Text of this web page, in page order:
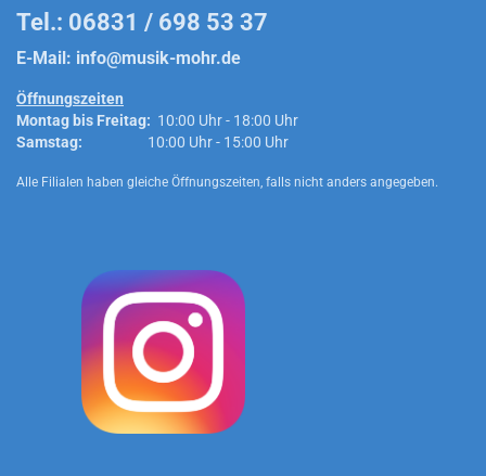
Tel.: 06831 / 698 53 37
E-Mail: info@musik-mohr.de
Öffnungszeiten
Montag bis Freitag: 10:00 Uhr - 18:00 Uhr
Samstag: 10:00 Uhr - 15:00 Uhr
Alle Filialen haben gleiche Öffnungszeiten, falls nicht anders angegeben.